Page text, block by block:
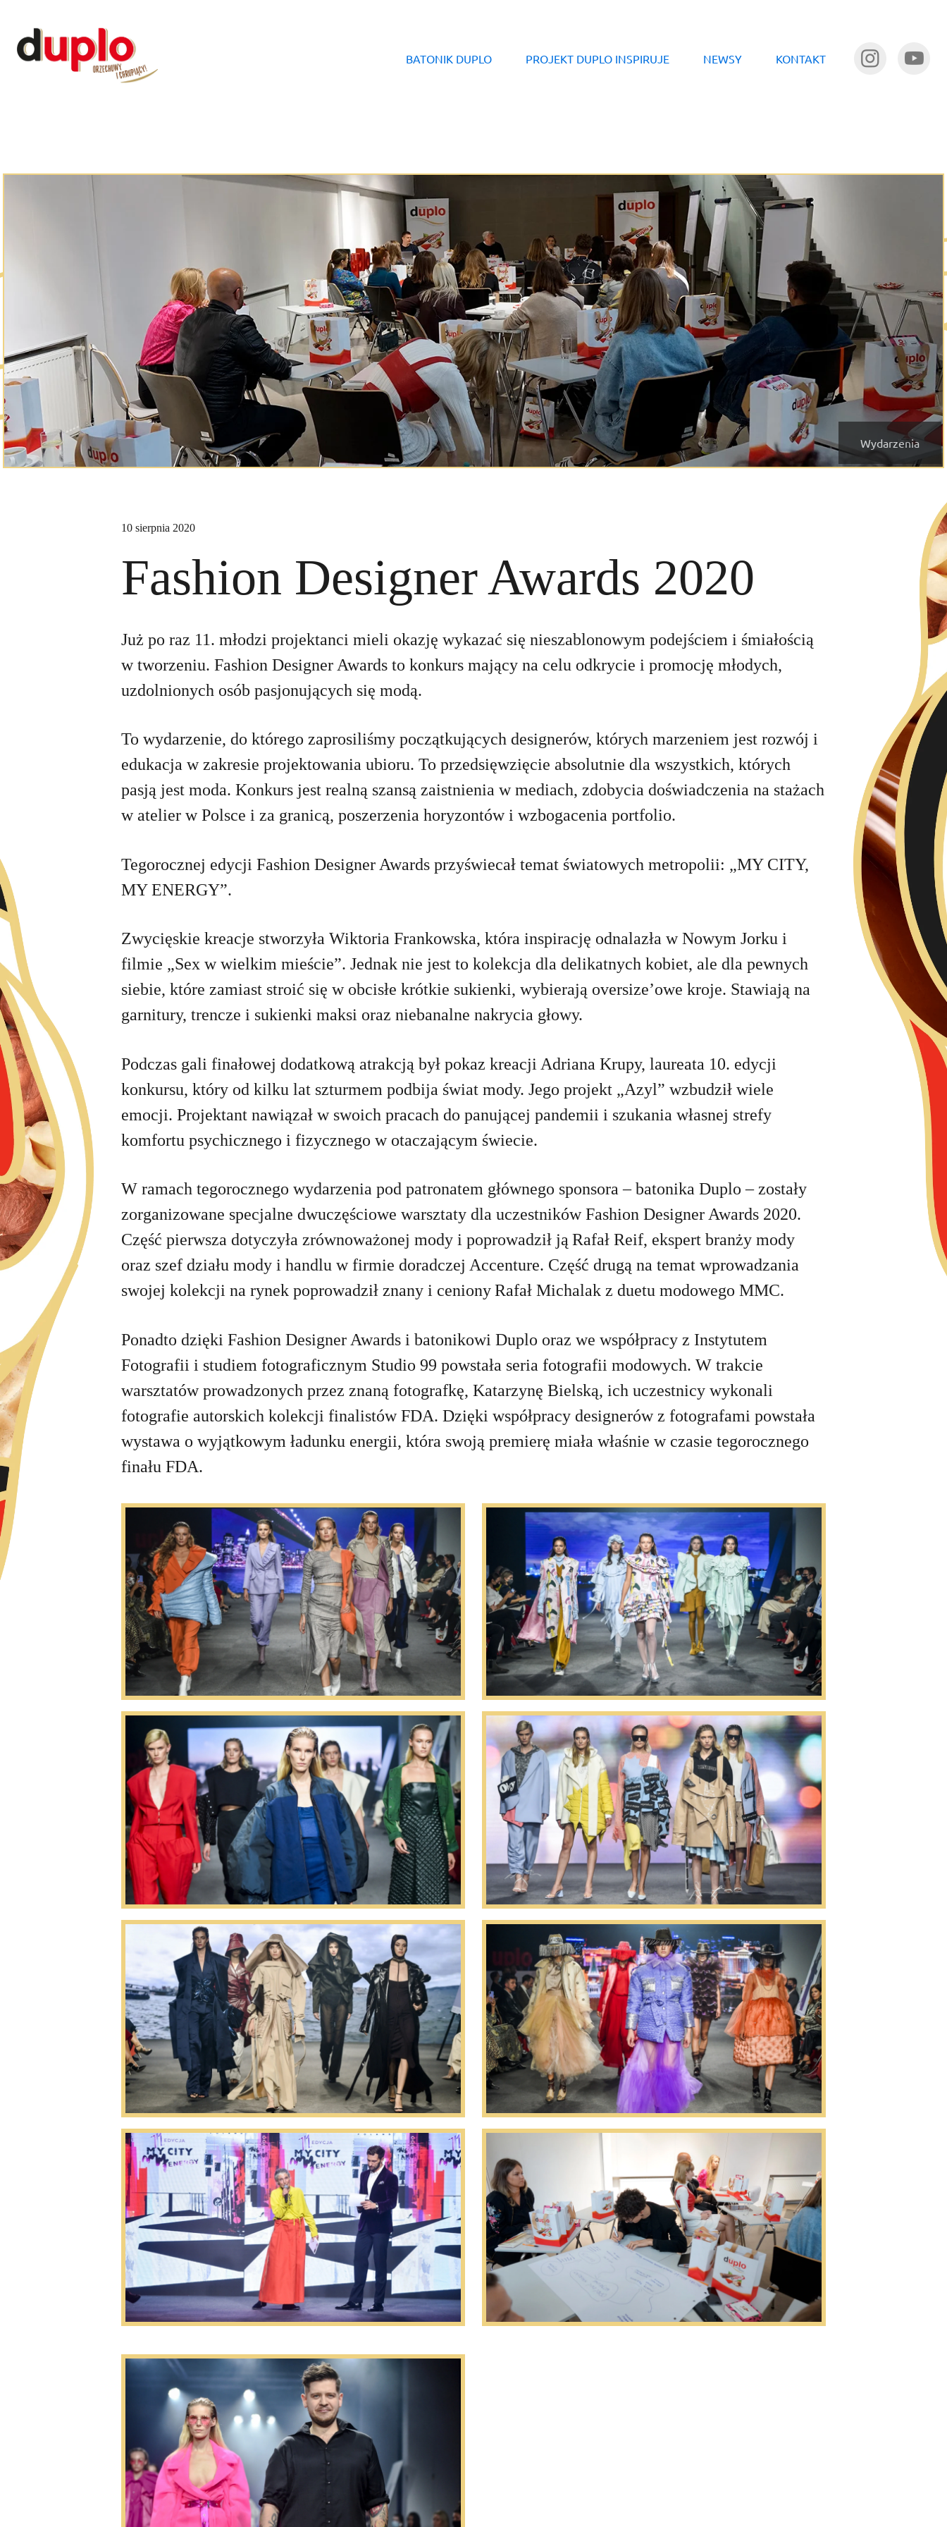
BATONIK DUPLO PROJEKT DUPLO INSPIRUJE NEWSY KONTAKT
Wydarzenia
10 sierpnia 2020
Fashion Designer Awards 2020
Już po raz 11. młodzi projektanci mieli okazję wykazać się nieszablonowym podejściem i śmiałością
w tworzeniu. Fashion Designer Awards to konkurs mający na celu odkrycie i promocję młodych,
uzdolnionych osób pasjonujących się modą.
To wydarzenie, do którego zaprosiliśmy początkujących designerów, których marzeniem jest rozwój i
edukacja w zakresie projektowania ubioru. To przedsięwzięcie absolutnie dla wszystkich, których
pasją jest moda. Konkurs jest realną szansą zaistnienia w mediach, zdobycia doświadczenia na stażach
w atelier w Polsce i za granicą, poszerzenia horyzontów i wzbogacenia portfolio.
Tegorocznej edycji Fashion Designer Awards przyświecał temat światowych metropolii: „MY CITY,
MY ENERGY”.
Zwycięskie kreacje stworzyła Wiktoria Frankowska, która inspirację odnalazła w Nowym Jorku i
filmie „Sex w wielkim mieście”. Jednak nie jest to kolekcja dla delikatnych kobiet, ale dla pewnych
siebie, które zamiast stroić się w obcisłe krótkie sukienki, wybierają oversize’owe kroje. Stawiają na
garnitury, trencze i sukienki maksi oraz niebanalne nakrycia głowy.
Podczas gali finałowej dodatkową atrakcją był pokaz kreacji Adriana Krupy, laureata 10. edycji
konkursu, który od kilku lat szturmem podbija świat mody. Jego projekt „Azyl” wzbudził wiele
emocji. Projektant nawiązał w swoich pracach do panującej pandemii i szukania własnej strefy
komfortu psychicznego i fizycznego w otaczającym świecie.
W ramach tegorocznego wydarzenia pod patronatem głównego sponsora – batonika Duplo – zostały
zorganizowane specjalne dwuczęściowe warsztaty dla uczestników Fashion Designer Awards 2020.
Część pierwsza dotyczyła zrównoważonej mody i poprowadził ją Rafał Reif, ekspert branży mody
oraz szef działu mody i handlu w firmie doradczej Accenture. Część drugą na temat wprowadzania
swojej kolekcji na rynek poprowadził znany i ceniony Rafał Michalak z duetu modowego MMC.
Ponadto dzięki Fashion Designer Awards i batonikowi Duplo oraz we współpracy z Instytutem
Fotografii i studiem fotograficznym Studio 99 powstała seria fotografii modowych. W trakcie
warsztatów prowadzonych przez znaną fotografkę, Katarzynę Bielską, ich uczestnicy wykonali
fotografie autorskich kolekcji finalistów FDA. Dzięki współpracy designerów z fotografami powstała
wystawa o wyjątkowym ładunku energii, która swoją premierę miała właśnie w czasie tegorocznego
finału FDA.